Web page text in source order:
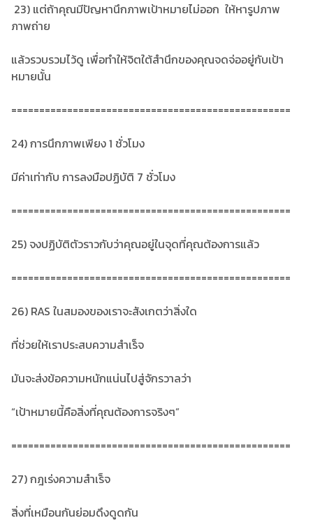
23) แต่ถ้าคุณมีปัญหานึกภาพเป้าหมายไม่ออก ให้หารูปภาพ
ภาพถ่าย
แล้วรวบรวมไว้ดู เพื่อทำให้จิตใต้สำนึกของคุณจดจ่ออยู่กับเป้า
หมายนั้น
==================================================
24) การนึกภาพเพียง 1 ชั่วโมง
มีค่าเท่ากับ การลงมือปฏิบัติ 7 ชั่วโมง
==================================================
25) จงปฏิบัติตัวราวกับว่าคุณอยู่ในจุดที่คุณต้องการแล้ว
==================================================
26) RAS ในสมองของเราจะสังเกตว่าสิ่งใด
ที่ช่วยให้เราประสบความสำเร็จ
มันจะส่งข้อความหนักแน่นไปสู่จักรวาลว่า
“เป้าหมายนี้คือสิ่งที่คุณต้องการจริงๆ”
==================================================
27) กฎเร่งความสำเร็จ
สิ่งที่เหมือนกันย่อมดึงดูดกัน